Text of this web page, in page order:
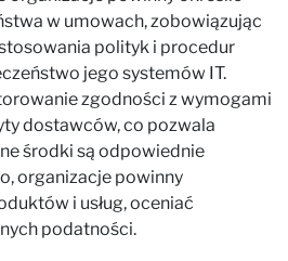
w umowach, zobowiązując
polityk i procedur
jego systemów IT.
zgodności z wymogami
dostawców, co pozwala
środki są odpowiednie
organizacje powinny
i usług, oceniać
podatności.